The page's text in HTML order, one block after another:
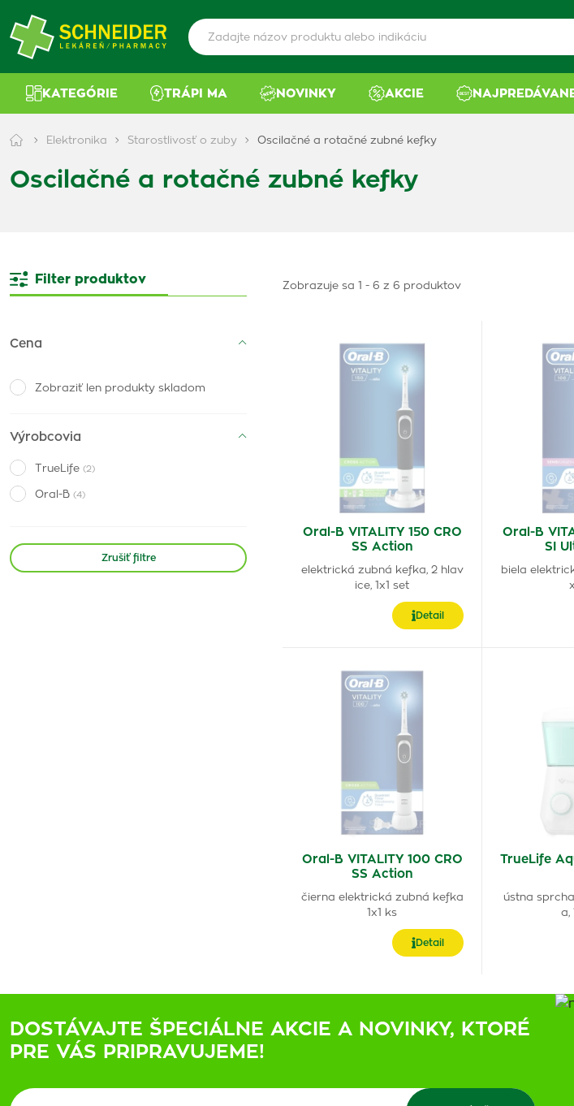
KATEGÓRIE TRÁPI MA NOVINKY AKCIE
Elektronika Starostlivosť o zuby Oscilačné a rotačné zubné kefky
Oscilačné a rotačné zubné kefky
Filter produktov
Cena
Zobraziť len produkty skladom
Výrobcovia
TrueLife (2)
Oral-B (4)
Zrušiť filtre
Zobrazuje sa 1 - 6 z 6 produktov
Oral-B VITALITY 150 CRO
SS Action
elektrická zubná kefka, 2 hlav
ice, 1x1 set
Detail
Oral-B
SI
biela
Oral-B VITALITY 100 CRO
SS Action
čierna elektrická zubná kefka
1x1 ks
Detail
TrueLife
ústna
a,
DOSTÁVAJTE ŠPECIÁLNE AKCIE A NOVINKY, KTORÉ
PRE VÁS PRIPRAVUJEME!